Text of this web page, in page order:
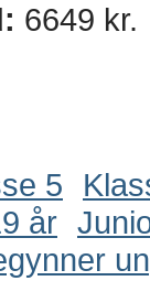
6649 kr.
5
år